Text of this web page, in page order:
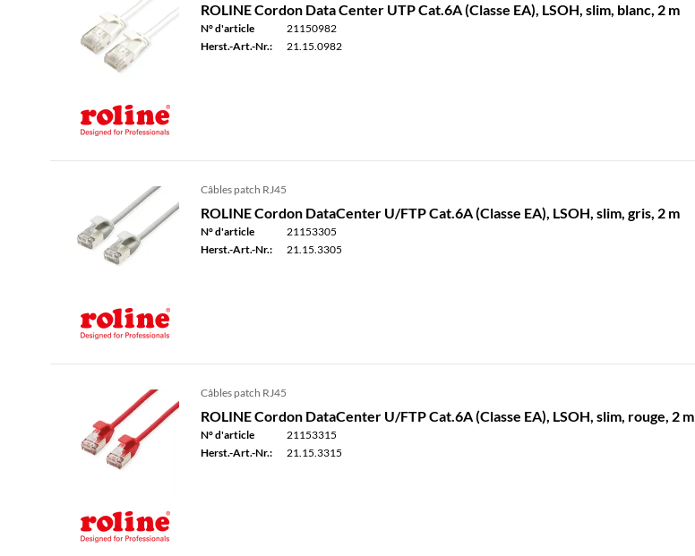
ROLINE Cordon Data Center UTP Cat.6A (Classe EA), LSOH, slim, blanc, 2 m
N° d'article
21150982
Herst.-Art.-Nr.:
21.15.0982
Câbles patch RJ45
ROLINE Cordon DataCenter U/FTP Cat.6A (Classe EA), LSOH, slim, gris, 2 m
N° d'article
21153305
Herst.-Art.-Nr.:
21.15.3305
Câbles patch RJ45
ROLINE Cordon DataCenter U/FTP Cat.6A (Classe EA), LSOH, slim, rouge, 2 m
N° d'article
21153315
Herst.-Art.-Nr.:
21.15.3315